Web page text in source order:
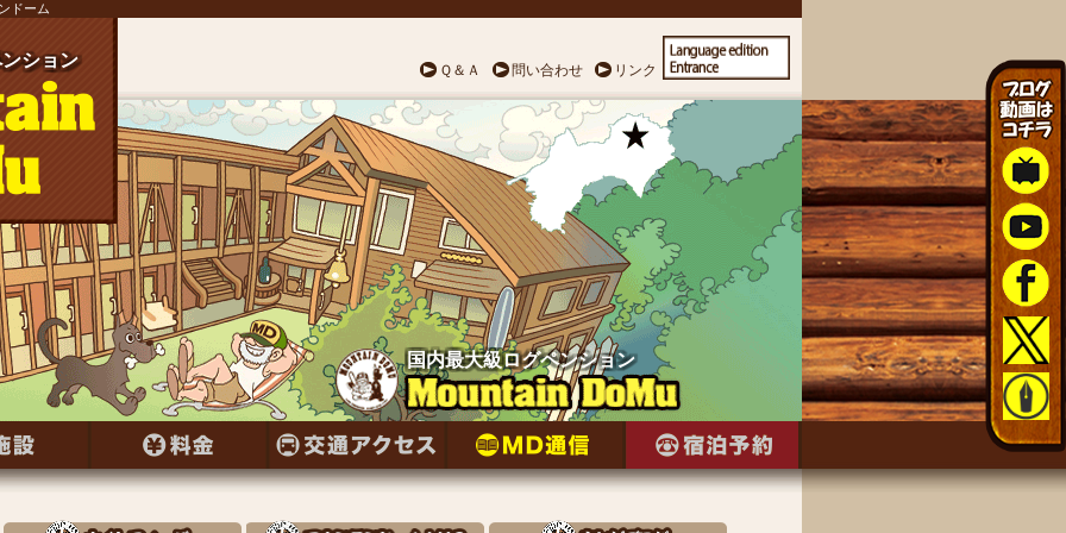
ドーム
Ｑ＆Ａ 問い合わせ リンク
ション
ション
ション
ション
ション
ンション
ンション
ンション
ション
ション
ション
ション
ション
ション
ション
ション
ション
ンション
ンション
ンション
ンション
ンション
ンション
ンション
ンション
国内最大級ログペンション
国内最大級ログペンション
国内最大級ログペンション
国内最大級ログペンション
国内最大級ログペンション
国内最大級ログペンション
国内最大級ログペンション
国内最大級ログペンション
国内最大級ログペンション
国内最大級ログペンション
国内最大級ログペンション
国内最大級ログペンション
国内最大級ログペンション
国内最大級ログペンション
国内最大級ログペンション
国内最大級ログペンション
国内最大級ログペンション
国内最大級ログペンション
国内最大級ログペンション
国内最大級ログペンション
国内最大級ログペンション
国内最大級ログペンション
国内最大級ログペンション
国内最大級ログペンション
国内最大級ログペンション